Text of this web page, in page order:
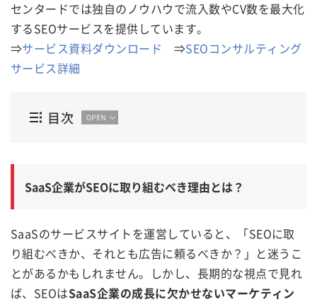
センタードでは独自のノウハウで流入数やCV数を最大化
するSEOサービスを提供しています。
⇒サービス資料ダウンロード ⇒SEOコンサルティング
サービス詳細
目次
SaaS企業がSEOに取り組むべき理由とは？
SaaSのサービスサイトを運営していると、「SEOに取
り組むべきか、それとも広告に頼るべきか？」と迷うこ
とがあるかもしれません。しかし、長期的な視点で見れ
ば、SEOはSaaS企業の成長に欠かせないマーケティン